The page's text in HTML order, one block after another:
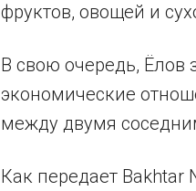
фруктов, овощей и
В свою очередь, Ёлов
экономические
между двумя
Как передает Bakhtar